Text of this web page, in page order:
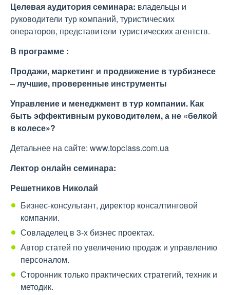
Целевая аудитория семинара: владельцы и
руководители тур компаний, туристических
операторов, представители туристических агентств.
В программе :
Продажи, маркетинг и продвижение в турбизнесе
– лучшие, проверенные инструменты
Управление и менеджмент в тур компании. Как
быть эффективным руководителем, а не «белкой
в колесе»?
Детальнее на сайте: www.topclass.com.ua
Лектор онлайн семинара:
Решетников Николай
Бизнес-консультант, директор консалтинговой
компании.
Совладелец в 3-х бизнес проектах.
Автор статей по увеличению продаж и управлению
персоналом.
Сторонник только практических стратегий, техник и
методик.